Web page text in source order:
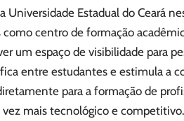
Estadual do Ceará
como centro de formação
um espaço de visibilidade para
entre estudantes e estimula a
para a formação de
mais tecnológico e competitivo.